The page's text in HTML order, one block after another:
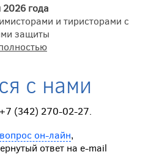
года
и тиристорами с
защиты
с нами
(342) 270-02-27.
он-лайн,
ответ на e-mail